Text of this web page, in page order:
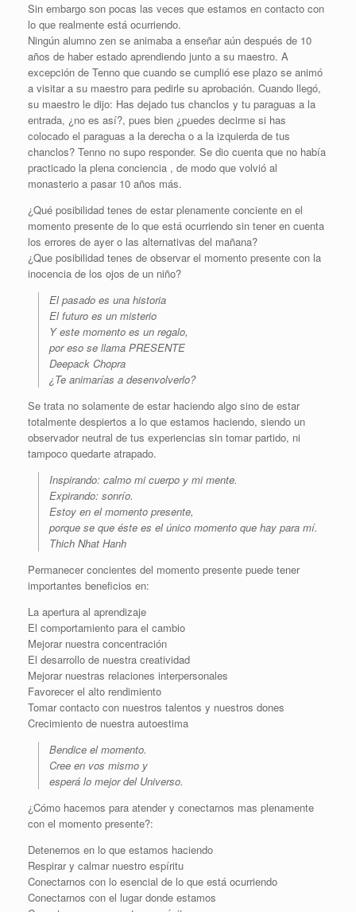
Sin embargo son pocas las veces que estamos en contacto con
lo que realmente está ocurriendo.
Ningún alumno zen se animaba a enseñar aún después de 10
años de haber estado aprendiendo junto a su maestro. A
excepción de Tenno que cuando se cumplió ese plazo se animó
a visitar a su maestro para pedirle su aprobación. Cuando llegó,
su maestro le dijo: Has dejado tus chanclos y tu paraguas a la
entrada, ¿no es así?, pues bien ¿puedes decirme si has
colocado el paraguas a la derecha o a la izquierda de tus
chanclos? Tenno no supo responder. Se dio cuenta que no había
practicado la plena conciencia , de modo que volvió al
monasterio a pasar 10 años más.
¿Qué posibilidad tenes de estar plenamente conciente en el
momento presente de lo que está ocurriendo sin tener en cuenta
los errores de ayer o las alternativas del mañana?
¿Que posibilidad tenes de observar el momento presente con la
inocencia de los ojos de un niño?
El pasado es una historia
El futuro es un misterio
Y este momento es un regalo,
por eso se llama PRESENTE
Deepack Chopra
¿Te animarías a desenvolverlo?
Se trata no solamente de estar haciendo algo sino de estar
totalmente despiertos a lo que estamos haciendo, siendo un
observador neutral de tus experiencias sin tomar partido, ni
tampoco quedarte atrapado.
Inspirando: calmo mi cuerpo y mi mente.
Expirando: sonrío.
Estoy en el momento presente,
porque se que éste es el único momento que hay para mí.
Thich Nhat Hanh
Permanecer concientes del momento presente puede tener
importantes beneficios en:
La apertura al aprendizaje
El comportamiento para el cambio
Mejorar nuestra concentración
El desarrollo de nuestra creatividad
Mejorar nuestras relaciones interpersonales
Favorecer el alto rendimiento
Tomar contacto con nuestros talentos y nuestros dones
Crecimiento de nuestra autoestima
Bendice el momento.
Cree en vos mismo y
esperá lo mejor del Universo.
¿Cómo hacemos para atender y conectarnos mas plenamente
con el momento presente?:
Detenernos en lo que estamos haciendo
Respirar y calmar nuestro espíritu
Conectarnos con lo esencial de lo que está ocurriendo
Conectarnos con el lugar donde estamos